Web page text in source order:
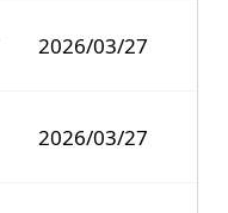
2026/03/27
2026/03/27